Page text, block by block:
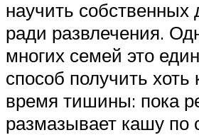
научить собственных
ради развлечения.
многих семей это
способ получить хоть
время тишины: пока
размазывает кашу по